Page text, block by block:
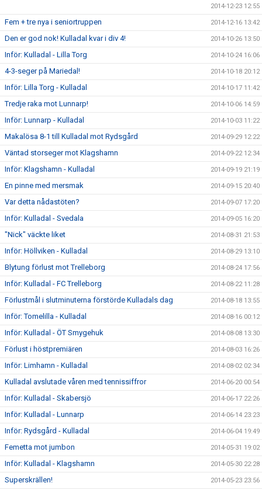
2014-12-23 12:55
Fem + tre nya i seniortruppen 2014-12-16 13:42
Den er god nok! Kulladal kvar i div 4! 2014-10-26 13:50
Inför: Kulladal - Lilla Torg 2014-10-24 16:06
4-3-seger på Mariedal! 2014-10-18 20:12
Inför: Lilla Torg - Kulladal 2014-10-17 11:42
Tredje raka mot Lunnarp! 2014-10-06 14:59
Inför: Lunnarp - Kulladal 2014-10-03 11:22
Makalösa 8-1 till Kulladal mot Rydsgård 2014-09-29 12:22
Väntad storseger mot Klagshamn 2014-09-22 12:34
Inför: Klagshamn - Kulladal 2014-09-19 21:19
En pinne med mersmak 2014-09-15 20:40
Var detta nådastöten? 2014-09-07 17:20
Inför: Kulladal - Svedala 2014-09-05 16:20
"Nick" väckte liket 2014-08-31 21:53
Inför: Höllviken - Kulladal 2014-08-29 13:10
Blytung förlust mot Trelleborg 2014-08-24 17:56
Inför: Kulladal - FC Trelleborg 2014-08-22 11:28
Förlustmål i slutminuterna förstörde Kulladals dag 2014-08-18 13:55
Inför: Tomelilla - Kulladal 2014-08-16 00:12
Inför: Kulladal - ÖT Smygehuk 2014-08-08 13:30
Förlust i höstpremiären 2014-08-03 16:26
Inför: Limhamn - Kulladal 2014-08-02 02:34
Kulladal avslutade våren med tennissiffror 2014-06-20 00:54
Inför: Kulladal - Skabersjö 2014-06-17 22:26
Inför: Kulladal - Lunnarp 2014-06-14 23:23
Inför: Rydsgård - Kulladal 2014-06-04 19:49
Femetta mot jumbon 2014-05-31 19:02
Inför: Kulladal - Klagshamn 2014-05-30 22:28
Superskrällen! 2014-05-23 23:56